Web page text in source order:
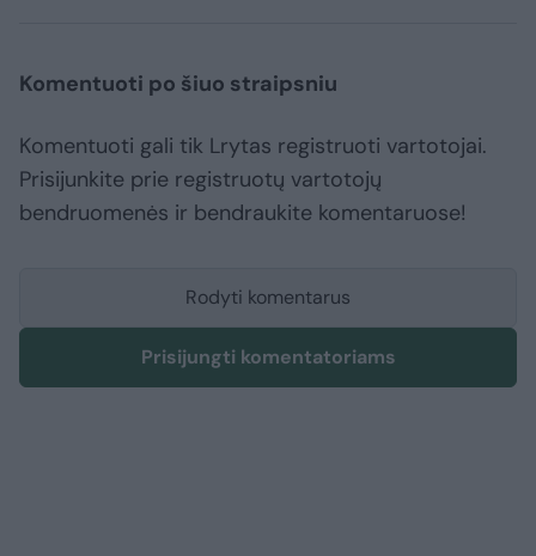
Komentuoti po šiuo straipsniu
Komentuoti gali tik Lrytas registruoti vartotojai.
Prisijunkite prie registruotų vartotojų
bendruomenės ir bendraukite komentaruose!
Rodyti komentarus
Prisijungti komentatoriams